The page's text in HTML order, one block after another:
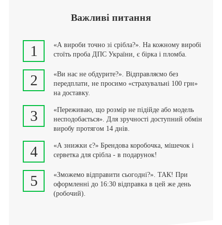
Важливі питання
1
«А вироби точно зі срібла?». На кожному виробі
стоїть проба ДПС України, є бірка і пломба.
2
«Ви нас не обдурите?». Відправляємо без
передплати, не просимо «страхувальні 100 грн»
на доставку.
3
«Переживаю, що розмір не підійде або модель
несподобається». Для зручності доступний обмін
виробу протягом 14 днів.
4
«А знижки є?» Брендова коробочка, мішечок і
серветка для срібла - в подарунок!
5
«Зможемо відправити сьогодні?». ТАК! При
оформленні до 16:30 відправка в цей же день
(робочий).